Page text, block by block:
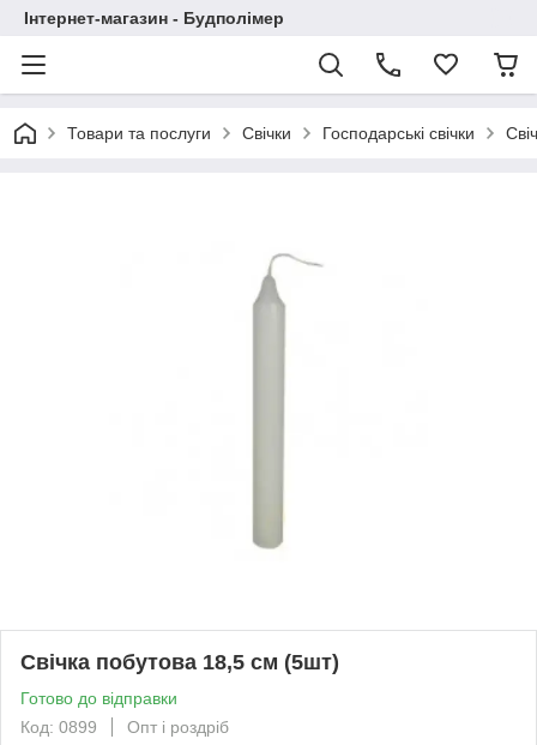
Інтернет-магазин - Будполімер
Товари та послуги Свічки Господарські свічки
Свічка побутова 18,5 см (5шт)
Готово до відправки
Код: 0899
Опт і роздріб